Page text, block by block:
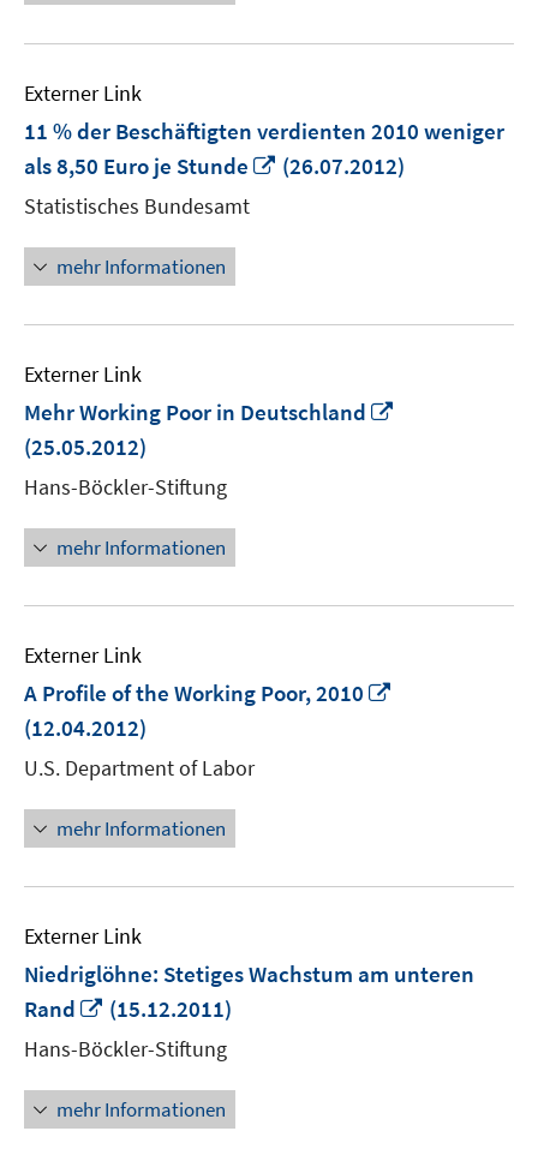
Externer Link
11 % der Beschäftigten verdienten 2010 weniger
als 8,50 Euro je Stunde
In
(26.07.2012)
Statistisches Bundesamt
mehr Informationen
Externer Link
Mehr Working Poor in Deutschland
(25.05.2012)
Hans-Böckler-Stiftung
mehr Informationen
Externer Link
A Profile of the Working Poor, 2010
(12.04.2012)
U.S. Department of Labor
mehr Informationen
Externer Link
Niedriglöhne: Stetiges Wachstum am unteren
Rand
In
neuem
Fenster
öffnen
(15.12.2011)
Hans-Böckler-Stiftung
mehr Informationen